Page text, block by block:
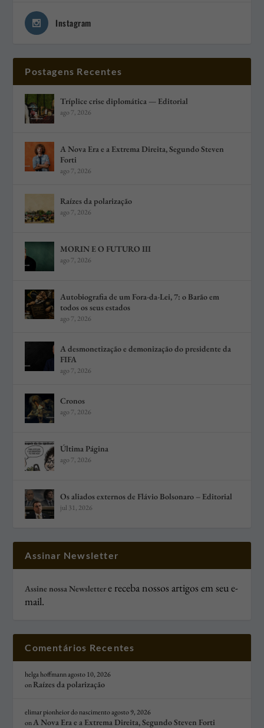
Instagram
Postagens Recentes
Tríplice crise diplomática — Editorial
ago 7, 2026
A Nova Era e a Extrema Direita, Segundo Steven
Forti
ago 7, 2026
Raízes da polarização
ago 7, 2026
MORIN E O FUTURO III
ago 7, 2026
Autobiografia de um Fora-da-Lei, 7: o Barão em
todos os seus estados
ago 7, 2026
A desmonetização e demonização do presidente da
FIFA
ago 7, 2026
Cronos
ago 7, 2026
Última Página
ago 7, 2026
Os aliados externos de Flávio Bolsonaro – Editorial
jul 31, 2026
Assinar Newsletter
Assine nossa Newslettere receba nossos artigos em seu e-
mail.
Comentários Recentes
helga hoffmannagosto 10, 2026
onRaízes da polarização
elimar pionheior do nascimentoagosto 9, 2026
onA Nova Era e a Extrema Direita, Segundo Steven Forti